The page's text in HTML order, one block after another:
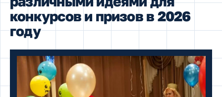
конкурсов и призов в 2026
году